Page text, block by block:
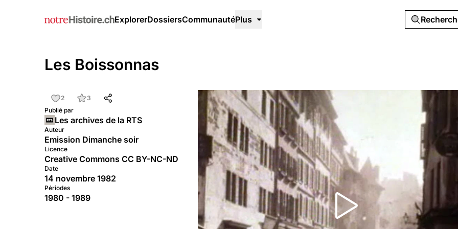
ExplorerDossiersCommunautéPlus
Les Boissonnas
2
3
Publié par
Les archives de la RTS
Auteur
Emission Dimanche soir
Licence
Creative Commons CC BY-NC-ND
Date
14 novembre 1982
Périodes
1980 - 1989